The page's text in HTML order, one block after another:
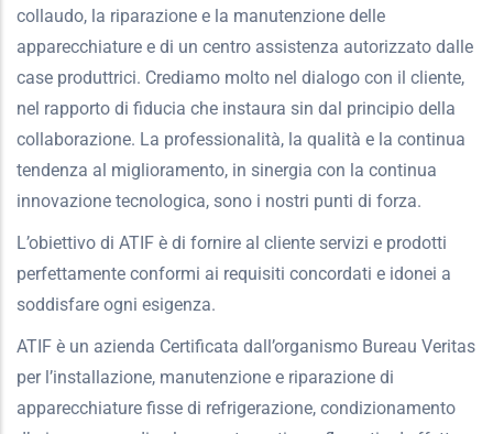
collaudo, la riparazione e la manutenzione delle
apparecchiature e di un centro assistenza autorizzato dalle
case produttrici. Crediamo molto nel dialogo con il cliente,
nel rapporto di fiducia che instaura sin dal principio della
collaborazione. La professionalità, la qualità e la continua
tendenza al miglioramento, in sinergia con la continua
innovazione tecnologica, sono i nostri punti di forza.
L’obiettivo di ATIF è di fornire al cliente servizi e prodotti
perfettamente conformi ai requisiti concordati e idonei a
soddisfare ogni esigenza.
ATIF è un azienda Certificata dall’organismo Bureau Veritas
per l’installazione, manutenzione e riparazione di
apparecchiature fisse di refrigerazione, condizionamento